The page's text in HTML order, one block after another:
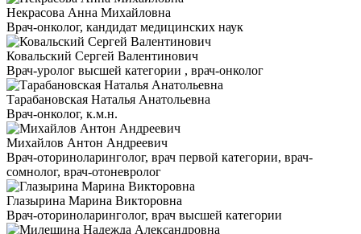
Некрасова Анна Михайловна
Врач-онколог, кандидат медицинских наук
Ковальский Сергей Валентинович
Врач-уролог высшей категории , врач-онколог
Тарабановская Наталья Анатольевна
Врач-онколог, к.м.н.
Михайлов Антон Андреевич
Врач-оториноларинголог, врач первой категории, врач-
сомнолог, врач-отоневролог
Глазырина Марина Викторовна
Врач-оториноларинголог, врач высшей категории